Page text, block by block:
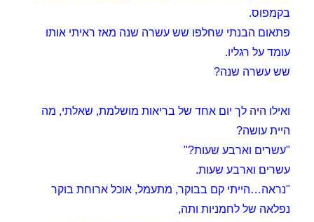
בקמפוס.
פתאום הבנתי שחלפו שש עשרה שנה מאז ראיתי אותו
עומד על רגליו.
שש עשרה שנה?
ואילו היה לך יום אחד של בריאות מושלמת, שאלתי, מה
היית עושה?
"עשרים וארבע שעות?"
עשרים וארבע שעות.
"נראה…הייתי קם בבוקר, מתעמל, אוכל ארוחת בוקר
נפלאה של לחמניות ותה,